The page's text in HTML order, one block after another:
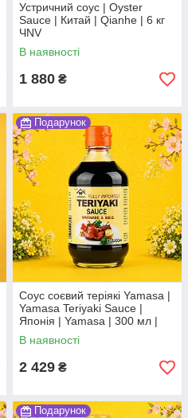
Устричний соус | Oyster
Sauce | Китай | Qianhe | 6 кг
ЧNV
В наявності
1 880 ₴
Подарунок
Соус соєвий теріякі Yamasa |
Yamasa Teriyaki Sauce |
Японія | Yamasa | 300 мл |
для маринаду та BBQ По
В наявності
2 429 ₴
Подарунок